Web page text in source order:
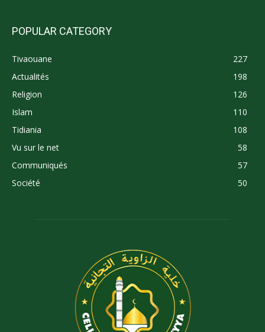
POPULAR CATEGORY
Tivaouane
227
Actualités
198
Religion
126
Islam
110
Tidiania
108
Vu sur le net
58
Communiqués
57
Société
50